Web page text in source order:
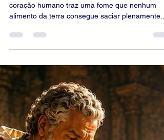
Mistérios e o coração da vida
cristã
INTRODUÇÃO Desde os tempos antigos, o
alimento da terra consegue saciar plenamente.
Mesmo quando cercado pelos bens deste
o homem permanece marcado por uma sede de
eternidade, comunhão e vida imperecível. Essa
fome atravessa toda a história da salvação e
encontra sua resposta definitiva em Jesus Cristo.
No deserto, Deus sustentou Israel com o maná